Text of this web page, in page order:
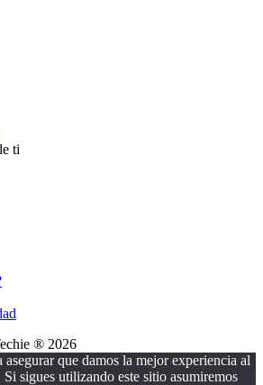
® 2026
que damos la mejor experiencia al
sigues utilizando este sitio asumiremos